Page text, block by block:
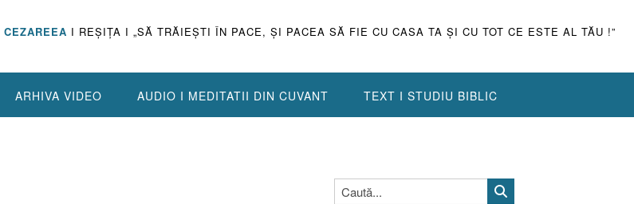
CEZAREEA I REŞIŢA I „SĂ TRĂIEŞTI ÎN PACE, ŞI PACEA SĂ FIE CU CASA TA ŞI CU TOT CE ESTE AL TĂU !”
ARHIVA VIDEO AUDIO I MEDITATII DIN CUVANT TEXT I STUDIU BIBLIC